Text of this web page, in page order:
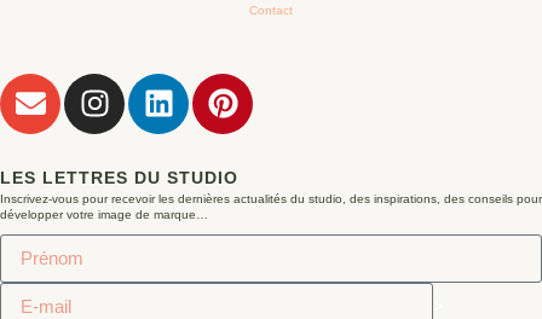
Contact
LES LETTRES DU STUDIO
Inscrivez-vous pour recevoir les dernières actualités du studio, des inspirations, des conseils pour
développer votre image de marque…